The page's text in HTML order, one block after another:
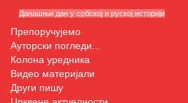
Данашњи дан у србској и руској историји
Препоручујемо
Ауторски погледи...
Колона уредника
Видео материјали
Други пишу